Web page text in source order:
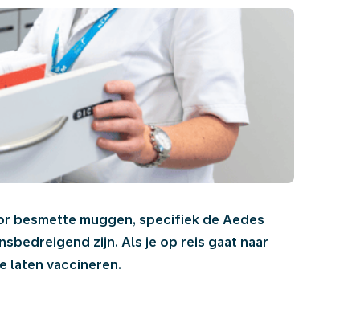
besmette muggen, specifiek de Aedes
zijn. Als je op reis gaat naar
laten vaccineren.